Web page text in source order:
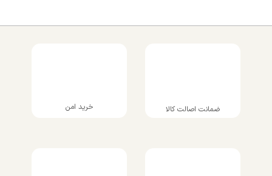
ضمانت اصالت کالا خرید امن